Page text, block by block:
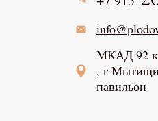
МКАД 92
, г Мытищи
павильон